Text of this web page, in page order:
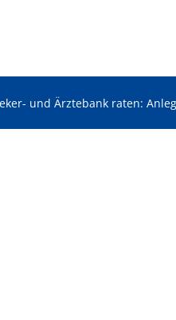
und Ärztebank raten: